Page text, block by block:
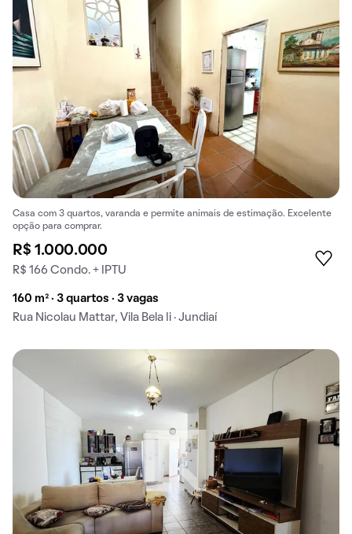
Casa com 3 quartos, varanda e permite animais de estimação. Excelente
opção para comprar.
R$ 1.000.000
R$ 166 Condo. + IPTU
160 m² · 3 quartos · 3 vagas
Rua Nicolau Mattar, Vila Bela Ii · Jundiaí